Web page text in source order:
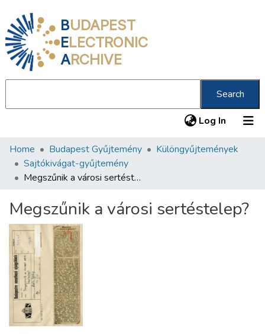
BUDAPEST
ELECTRONIC
ARCHIVE
Search
Log In (current)
Communities & Collections
All of DSpace
About us
Home Budapest Gyűjtemény
Különgyűjtemények
Sajtókivágat-gyűjtemény
Megszűnik a városi sertéstelep?
Megszűnik a városi sertéstelep?